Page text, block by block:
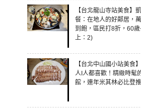
【台北龍山寺站美食】
餐：在地人的好鄰居，
到飽，區民打8折，60
上：2)
【台北中山國小站美食
人I人都喜歡！精緻時髦
館，連年米其林必比登